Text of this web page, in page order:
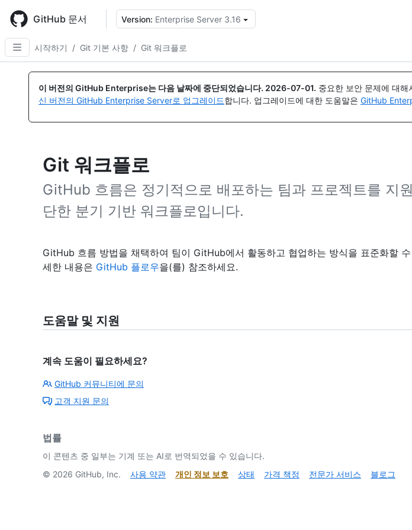
main
content
GitHub 문서 Version: Enterprise Server 3.16
시작하기
/ Git 기본 사항 / Git 워크플로
이 버전의 GitHub Enterprise는 다음 날짜에 중단되었습니다. 2026-07-01. 중요한 보안 문제에 대
신 버전의 GitHub Enterprise Server로 업그레이드합니다. 업그레이드에 대한 도움말은 GitHub
Git 워크플로
GitHub 흐름은 정기적으로 배포하는 팀과 프로젝트를 지
단한 분기 기반 워크플로입니다.
GitHub 흐름 방법을 채택하여 팀이 GitHub에서 활동하고 협업하는 방식을 표준화할
세한 내용은 GitHub 플로우을(를) 참조하세요.
도움말 및 지원
계속 도움이 필요하세요?
GitHub 커뮤니티에 문의
고객 지원 문의
법률
이 콘텐츠 중 일부는 기계 또는 AI로 번역되었을 수 있습니다.
© 2026 GitHub, Inc. 사용 약관 개인 정보 보호 상태 가격 책정 전문가 서비스 블로그